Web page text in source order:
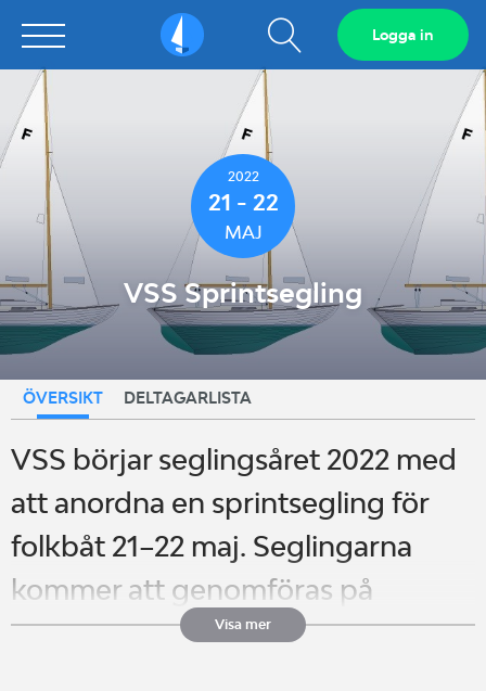
Sailarena Visa
sökfält
Logga in
2022
21 - 22
MAJ
VSS Sprintsegling
ÖVERSIKT DELTAGARLISTA
VSS börjar seglingsåret 2022 med
att anordna en sprintsegling för
folkbåt 21–22 maj. Seglingarna
kommer att genomföras på
sprintbana med direktdömning på
Visa mer